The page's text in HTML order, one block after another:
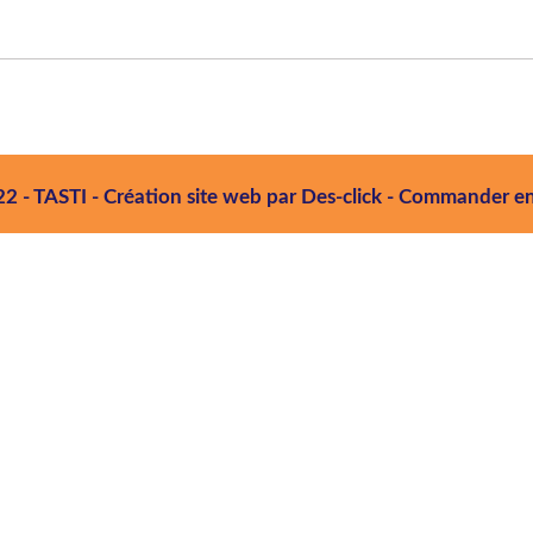
-TASTI - Création site web par Des-click - Commander